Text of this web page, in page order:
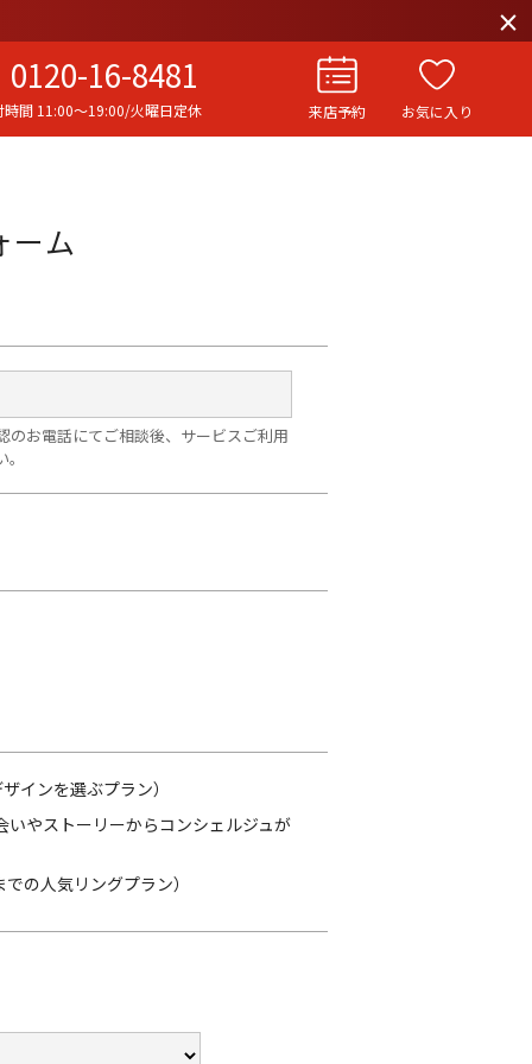
×
0120-16-8481
時間 11:00〜19:00/火曜日定休 来店予約 お気に入り
ブログ・お客様の声
カタログ請求
わせ|プライバシーポリシー
ーム
お電話にてご相談後、サービスご利用
インを選ぶプラン）
やストーリーからコンシェルジュが
の人気リングプラン）